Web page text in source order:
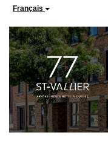
Français